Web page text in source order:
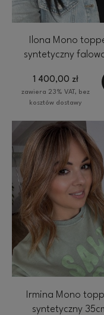
Ilona Mono
syntetyczny
45cm #1b 17x 16
HairLux czarny
1 400,00 zł
zawiera 23% VAT, bez
kosztów dostawy
Irmina Mono
syntetyczny